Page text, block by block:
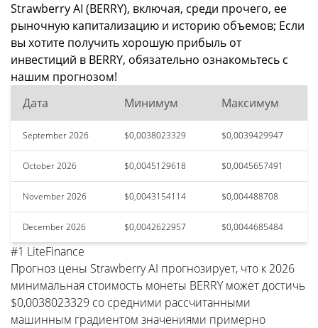
Strawberry AI (BERRY), включая, среди прочего, ее
рыночную капитализацию и историю объемов; Если
вы хотите получить хорошую прибыль от
инвестиций в BERRY, обязательно ознакомьтесь с
нашим прогнозом!
Дата
Минимум Максимум
September 2026 $0,0038023329 $0,0039429947
October 2026 $0,0045129618 $0,0045657491
November 2026 $0,0043154114 $0,004488708
December 2026 $0,0042622957 $0,0044685484
#1 LiteFinance
Прогноз цены Strawberry AI прогнозирует, что к 2026
минимальная стоимость монеты BERRY может достичь
$0,0038023329 со средними рассчитанными
машинным градиентом значениями примерно